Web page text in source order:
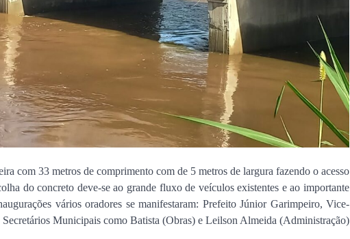
com 33 metros de comprimento com de 5 metros de largura fazendo o acesso
do concreto deve-se ao grande fluxo de veículos existentes e ao importante
vários oradores se manifestaram: Prefeito Júnior Garimpeiro, Vice-
Municipais como Batista (Obras) e Leilson Almeida (Administração)